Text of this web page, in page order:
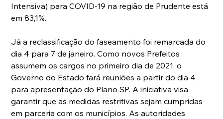
Intensiva) para COVID-19 na região de Prudente está
em 83,1%.
Já a reclassificação do faseamento foi remarcada do
dia 4 para 7 de janeiro. Como novos Prefeitos
assumem os cargos no primeiro dia de 2021, o
Governo do Estado fará reuniões a partir do dia 4
para apresentação do Plano SP. A iniciativa visa
garantir que as medidas restritivas sejam cumpridas
em parceria com os municípios. As autoridades